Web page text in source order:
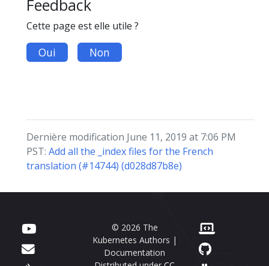
Feedback
Cette page est elle utile ?
Oui Non
Dernière modification June 11, 2019 at 7:06 PM
PST: Add all the _index files for the French
translation (#14744) (d028d87b8e)
© 2026 The
Kubernetes Authors |
Documentation